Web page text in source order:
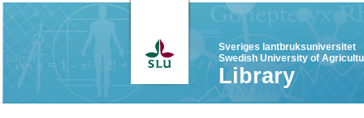
Sveriges lantbruksuniversitet
Swedish University of
Library